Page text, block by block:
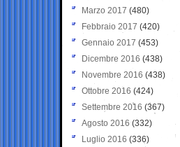
Marzo 2017 (480)
Febbraio 2017 (420)
Gennaio 2017 (453)
Dicembre 2016 (438)
Novembre 2016 (438)
Ottobre 2016 (424)
Settembre 2016 (367)
Agosto 2016 (332)
Luglio 2016 (336)